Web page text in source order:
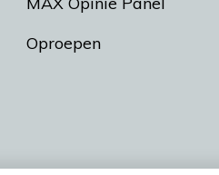
Oproepen